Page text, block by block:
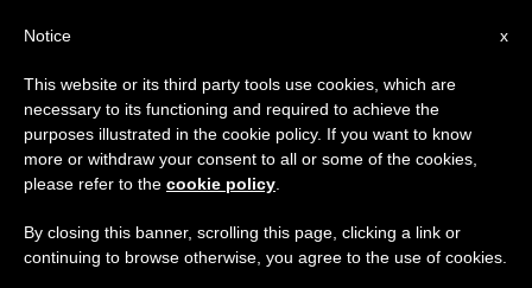
SPIRITUALITÀ E PREGHIERA
x
Notice
This website or its third party tools use cookies, which are
necessary to its functioning and required to achieve the
purposes illustrated in the cookie policy. If you want to know
more or withdraw your consent to all or some of the cookies,
please refer to the cookie policy
By closing this banner, scrolling this page, clicking a link or
continuing to browse otherwise, you agree to the use of cookies.